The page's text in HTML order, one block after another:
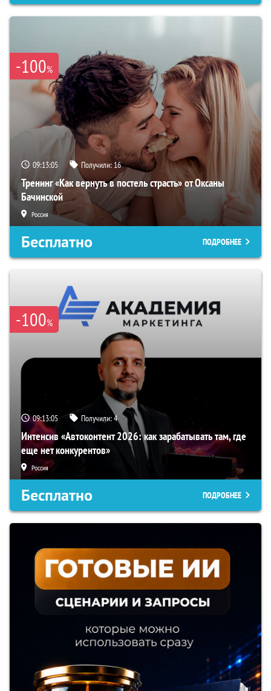
-100%
09:13:04 Получили:16
Тренинг «Как вернуть в постель страсть» от Оксаны
Бачинской
Россия
Бесплатно ПОДРОБНЕЕ
-100%
09:13:04 Получили:4
Интенсив «Автоконтент 2026: как зарабатывать там, где
еще нет конкурентов»
Россия
Бесплатно ПОДРОБНЕЕ